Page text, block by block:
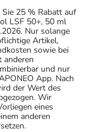
25 % Rabatt auf
LSF 50+, 50 ml
Nur solange
Artikel,
sowie bei
anderen
und nur
App. Nach
der Wert des
Wir
eines
anderen